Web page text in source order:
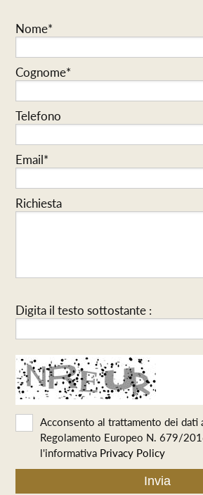
Nome*
Cognome*
Telefono
Email*
Richiesta
Digita il testo sottostante :
Acconsento al trattamento dei dati
Regolamento Europeo N. 679/
l'informativa Privacy Policy